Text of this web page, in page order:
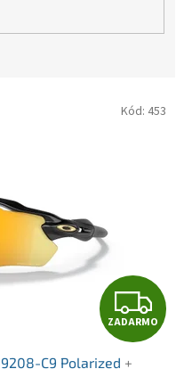
Z
A
ZADARMO
C9 Polarized +
Kód: 453